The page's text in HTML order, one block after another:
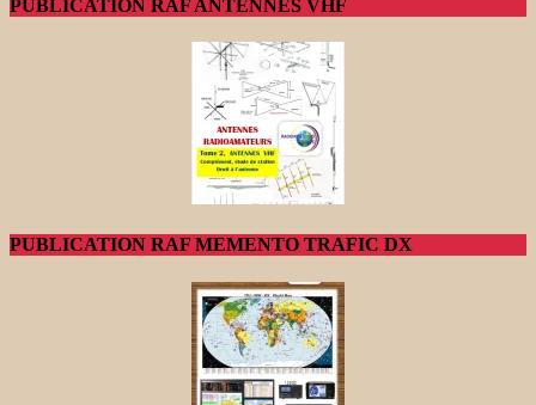
PUBLICATION RAF ANTENNES VHF
PUBLICATION RAF MEMENTO TRAFIC DX